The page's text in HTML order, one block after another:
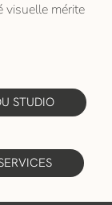
visuelle mérite
STUDIO